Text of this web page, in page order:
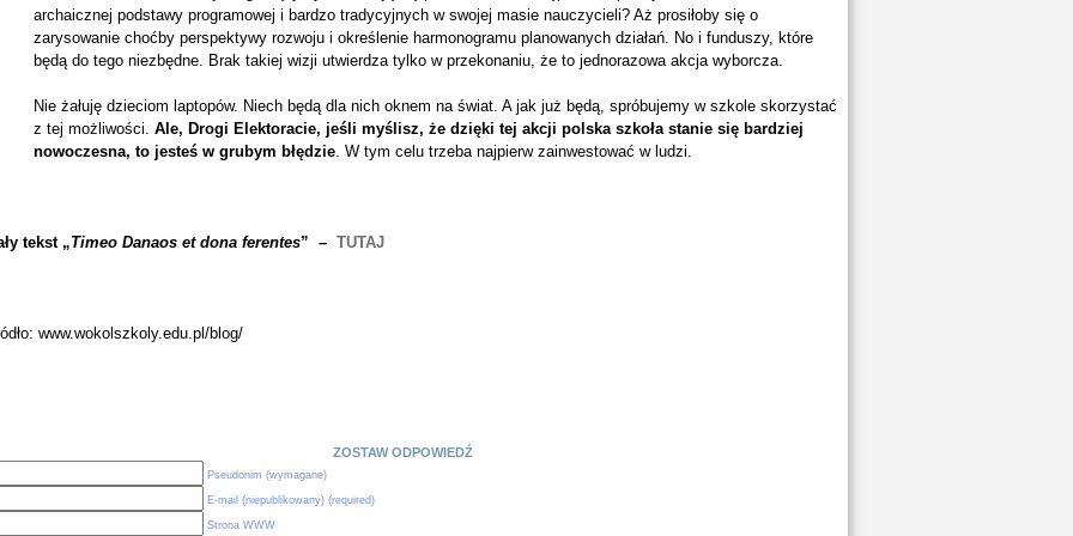
archaicznej podstawy programowej i bardzo tradycyjnych w swojej masie nauczycieli? Aż prosiłoby się o
zarysowanie choćby perspektywy rozwoju i określenie harmonogramu planowanych działań. No i funduszy, które
będą do tego niezbędne. Brak takiej wizji utwierdza tylko w przekonaniu, że to jednorazowa akcja wyborcza.
Nie żałuję dzieciom laptopów. Niech będą dla nich oknem na świat. A jak już będą, spróbujemy w szkole skorzystać
z tej możliwości. Ale, Drogi Elektoracie, jeśli myślisz, że dzięki tej akcji polska szkoła stanie się bardziej
nowoczesna, to jesteś w grubym błędzie. W tym celu trzeba najpierw zainwestować w ludzi.
tekst „Timeo Danaos et dona ferentes” – TUTAJ
www.wokolszkoly.edu.pl/blog/
ZOSTAW ODPOWIEDŹ
Pseudonim (wymagane)
E-mail (niepublikowany) (required)
Strona WWW